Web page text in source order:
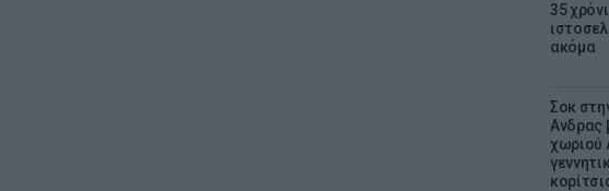
35
ακόμα
Σοκ
Ανδρας
χωριού